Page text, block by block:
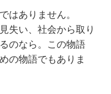
はありません。
失い、社会から取り
のなら。この物語
の物語でもありま